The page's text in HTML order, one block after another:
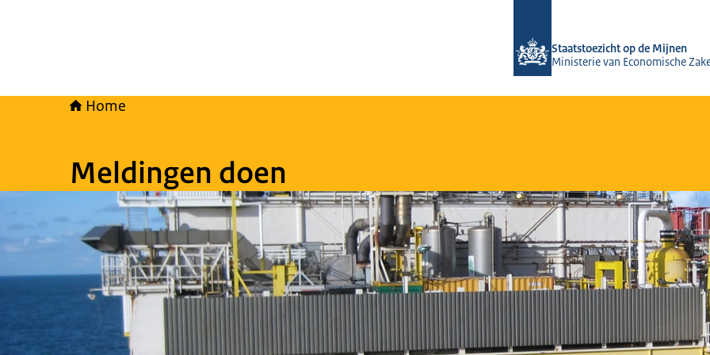
Staatstoezicht op de Mijnen
Ministerie van Economische
Home
Meldingen doen